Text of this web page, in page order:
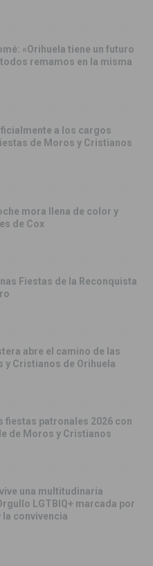
«Orihuela tiene un futuro
remamos en la misma
a los cargos
de Moros y Cristianos
mora llena de color y
de Cox
Fiestas de la Reconquista
abre el camino de las
y Cristianos de Orihuela
fiestas patronales 2026 con
de Moros y Cristianos
una multitudinaria
LGTBIQ+ marcada por
la convivencia